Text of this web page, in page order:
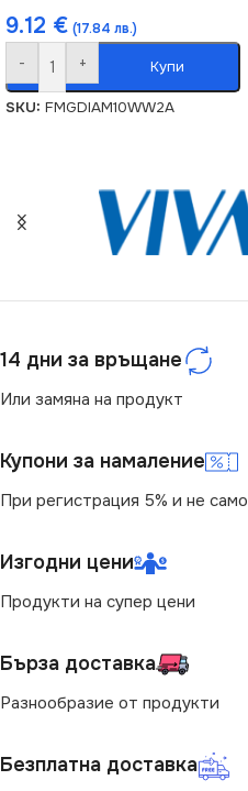
9.12 € (17.84 лв.)
- + Купи
SKU: FMGDIAM10WW2A
14 дни за връщане
Или замяна на продукт
Купони за намаление
При регистрация 5% и не само
Изгодни цени
Продукти на супер цени
Бърза доставка
Разнообразие от продукти
Безплатна доставка